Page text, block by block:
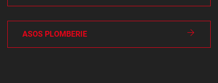
ASOS PLOMBERIE